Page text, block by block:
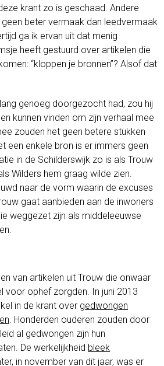
krant zo is geschaad. Andere
geen beter vermaak dan leedvermaak
ga ik ervan uit dat menig
heeft gestuurd over artikelen die
“kloppen je bronnen”? Alsof dat
genoeg doorgezocht had, zou hij
kunnen vinden om zijn verhaal mee
zouden het geen betere stukken
een enkele bron is er immers geen
in de Schilderswijk zo is als Trouw
Wilders hem graag wilde zien.
naar de vorm waarin de excuses
gaat aanbieden aan de inwoners
weggezet zijn als middeleeuwse
van artikelen uit Trouw die onwaar
voor ophef zorgden. In juni 2013
in de krant over gedwongen
. Honderden ouderen zouden door
al gedwongen zijn hun
De werkelijkheid bleek
in november van dit jaar, was er